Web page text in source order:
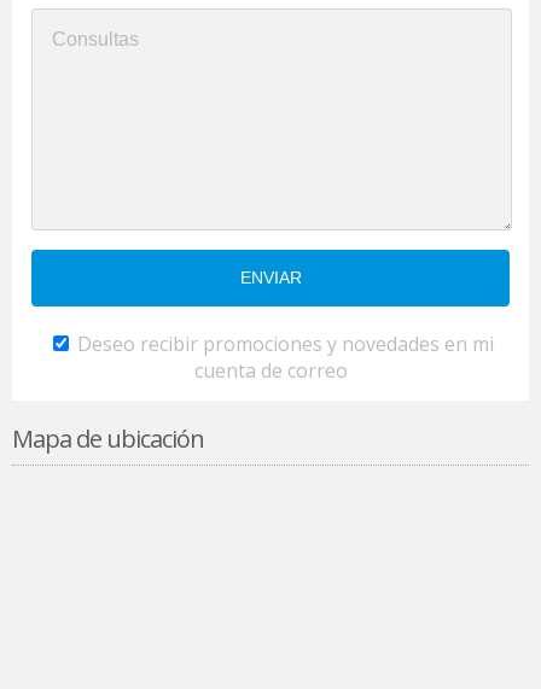
Deseo recibir promociones y novedades en mi
cuenta de correo
Mapa de ubicación